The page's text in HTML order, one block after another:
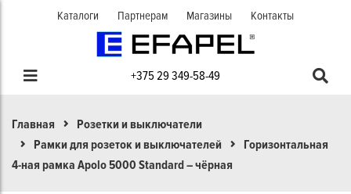
Каталоги Партнерам Магазины Контакты
+375 29 349-58-49
Главная
Розетки и выключатели
Рамки для розеток и выключателей
Горизонтальная
4-ная рамка Apolo 5000 Standard – чёрная